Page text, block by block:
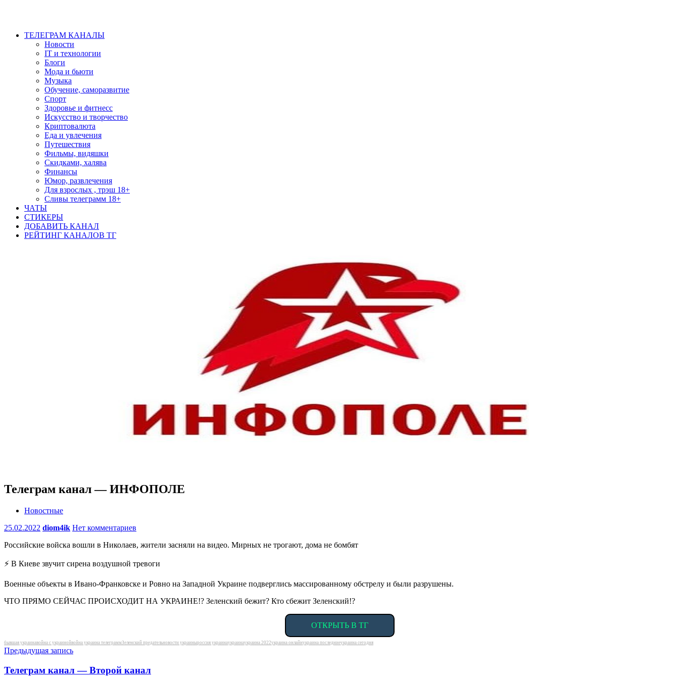
ТЕЛЕГРАМ КАНАЛЫ
Новости
IT и технологии
Блоги
Мода и бьюти
Музыка
Обучение, саморазвитие
Спорт
Здоровье и фитнесс
Искусство и творчество
Криптовалюта
Еда и увлечения
Путешествия
Фильмы, видяшки
Скидками, халява
Финансы
Юмор, развлечения
Для взрослых , трэш 18+
Сливы телеграмм 18+
ЧАТЫ
СТИКЕРЫ
ДОБАВИТЬ КАНАЛ
РЕЙТИНГ КАНАЛОВ ТГ
Телеграм канал — ИНФОПОЛЕ
Новостные
25.02.2022 diom4ik Нет комментариев
Российские войска вошли в Николаев, жители засняли на видео. Мирных не трогают, дома не бомбят
⚡️ В Киеве звучит сирена воздушной тревоги
Военные объекты в Ивано-Франковске и Ровно на Западной Украине подверглись массированному обстрелу и были разрушены.
ЧТО ПРЯМО СЕЙЧАС ПРОИСХОДИТ НА УКРАИНЕ!? Зеленский бежит? Кто сбежит Зеленский!?
ОТКРЫТЬ В ТГ
Метки
бывшая украинавойна с украинойвойна украина телеграммЗеленский предательновости украиныроссия украинаукраинаукраина 2022украина онлайнукраина последниеукраина сегодня
Навигация
по
Предыдущая запись
Телеграм канал — Второй канал